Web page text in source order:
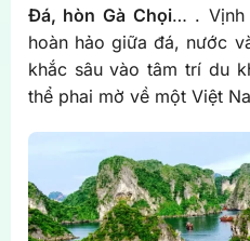
Đá, hòn Gà Chọi… . Vịnh
hoàn hảo giữa đá, nước
khắc sâu vào tâm trí du
thể phai mờ về một Việt